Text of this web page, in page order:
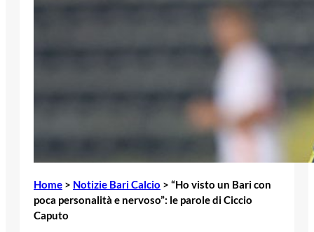
Home > Notizie Bari Calcio > “Ho visto un Bari con
poca personalità e nervoso”: le parole di Ciccio
Caputo